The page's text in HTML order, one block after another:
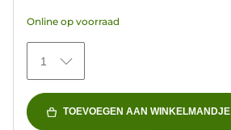
sterren.
434
beoordelingen
Online op voorraad
1
TOEVOEGEN AAN WINKELMANDJE